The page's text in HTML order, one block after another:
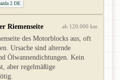
2 DE
Riemenseite ab 120.000 km
des Motorblocks aus, oft
Ursache sind alternde
Ölwannendichtungen. Kein
aber regelmäßige